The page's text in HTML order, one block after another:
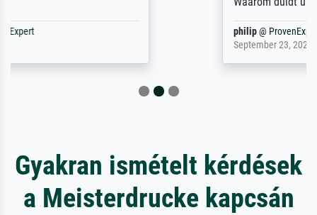
Gyakran ismételt kérdések
a Meisterdrucke kapcsán